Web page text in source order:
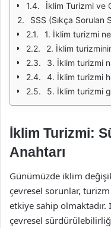
İklim Turizmi ve
SSS (Sıkça Sorulan
1. İklim turizmi
2. İklim
3. İklim turizmi
4. İklim turizmi
5. İklim turizmi
İklim Turizmi:
Anahtarı
Günümüzde iklim
çevresel sorunlar,
etkiye sahip
çevresel